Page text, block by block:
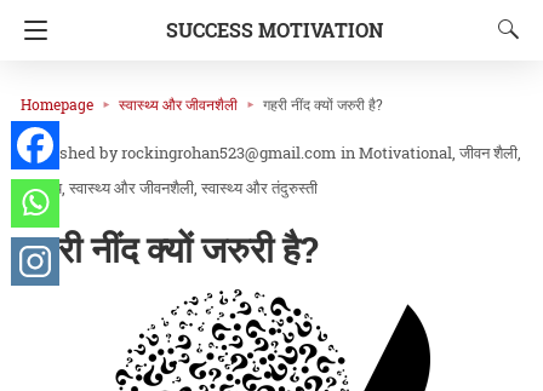
SUCCESS MOTIVATION
Homepage स्वास्थ्य और जीवनशैली गहरी नींद क्यों जरुरी है?
rockingrohan523@gmail.com inMotivational जीवन शैली
स्वास्थ्य स्वास्थ्य और जीवनशैली स्वास्थ्य और तंदुरुस्ती
गहरी नींद क्यों जरुरी है?